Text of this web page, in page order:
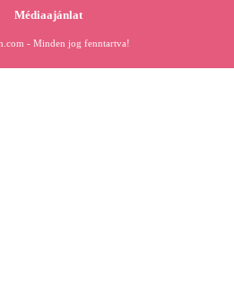
Médiaajánlat
- Minden jog fenntartva!